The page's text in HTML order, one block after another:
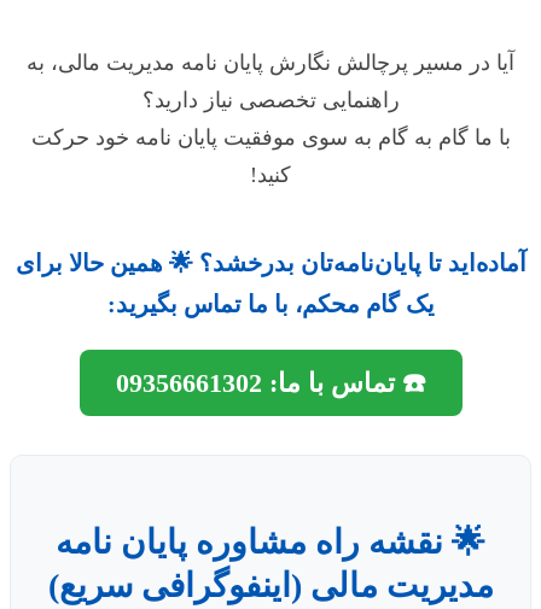
در مسیر پرچالش نگارش پایان نامه مدیریت مالی، به
راهنمایی تخصصی نیاز دارید؟
ما گام به گام به سوی موفقیت پایان نامه خود حرکت
کنید!
تا پایان‌نامه‌تان بدرخشد؟ 🌟 همین حالا برای
یک گام محکم، با ما تماس بگیرید:
☎️ تماس با ما: 09356661302
🌟 نقشه راه مشاوره پایان نامه
مدیریت مالی (اینفوگرافی سریع)